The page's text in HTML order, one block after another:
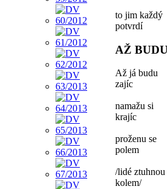
to jim každý
potvrdí
AŽ
Až já budu
zajíc
namažu si
krajíc
proženu se
polem
/lidé ztuhnou
kolem/